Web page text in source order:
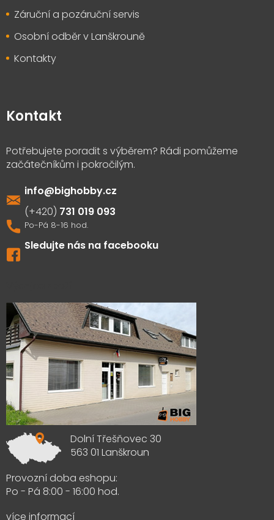
Záruční a pozáruční servis
Osobní odběr v Lanškrouně
Kontakty
Kontakt
info@bighobby.cz
731 019 093
Sledujte nás na facebooku
Dolní Třešňovec 30
563 01 Lanškroun
Provozní doba eshopu:
Po - Pá 8:00 - 16:00 hod.
více informací